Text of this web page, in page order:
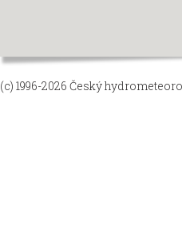
(c) 1996-2026 Český